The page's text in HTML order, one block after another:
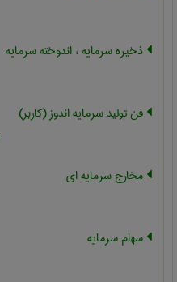
ذخیره سرمایه ، اندوخته سرمایه
فن تولید سرمایه اندوز (کاربر)
مخارج سرمایه ای
سهام سرمایه